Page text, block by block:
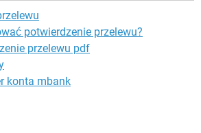
potwierdzenie przelewu?
przelewu pdf
konta mbank